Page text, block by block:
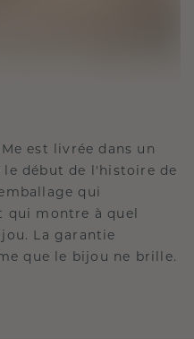
est livrée dans un
début de l'histoire de
qui
qui montre à quel
La garantie
que le bijou ne brille.